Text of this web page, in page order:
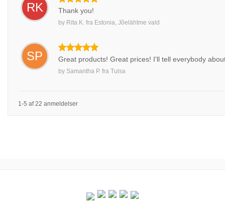
RK Thank you!
by Rita K. fra Estonia, Jõelähtme vald
SP Great products! Great prices! I'll tell everybody
by Samantha P. fra Tulsa
1-5 af 22 anmeldelser